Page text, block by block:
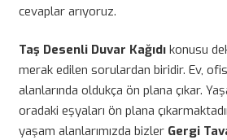
cevaplar arıyoruz.
Taş Desenli Duvar Kağıdı konusu
merak edilen sorulardan biridir. Ev,
alanlarında oldukça ön plana çıkar.
oradaki eşyaları ön plana
yaşam alanlarımızda bizler Gergi